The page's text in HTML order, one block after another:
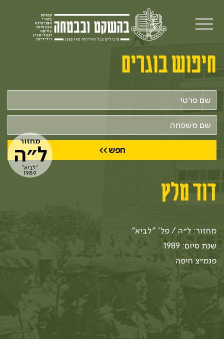
חיפוש בוגרים
שם
פרטי
שם
משפחה
מחזור
ל״ה
"לביא"
1989
דוד מלץ
מחזור: ל״ה / פל' "לביא"
שנת סיום: 1989
פנמ״צ חיפה